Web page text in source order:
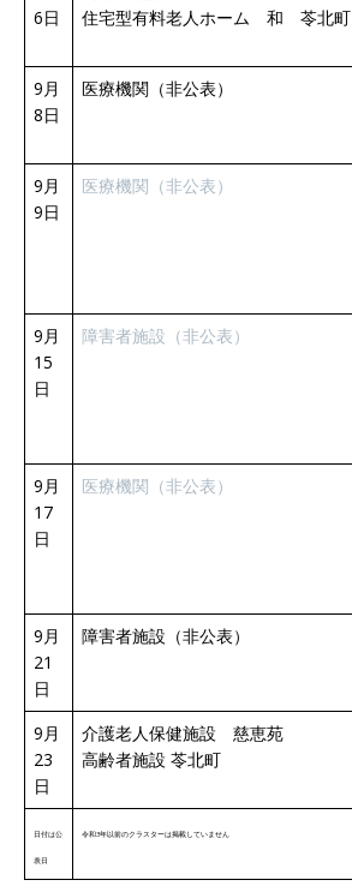
6日
住宅型有料老人ホーム 和 苓北町
9月
8日
医療機関（非公表）
9月
9日
医療機関（非公表）
9月
15
日
障害者施設（非公表）
9月
17
日
医療機関（非公表）
9月
21
日
障害者施設（非公表）
9月
23
日
介護老人保健施設 慈恵苑
高齢者施設 苓北町
日付は公
表日
令和3年以前のクラスターは掲載していません